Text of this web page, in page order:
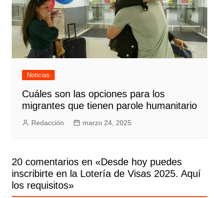
Noticias
Cuáles son las opciones para los
migrantes que tienen parole humanitario
Redacción marzo 24, 2025
20 comentarios en «Desde hoy puedes
inscribirte en la Lotería de Visas 2025. Aquí
los requisitos»